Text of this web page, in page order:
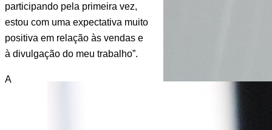
participando pela primeira vez,
estou com uma expectativa muito
positiva em relação às vendas e
à divulgação do meu trabalho”.
A